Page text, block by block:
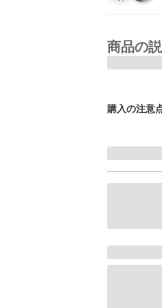
商品の
購入の注意